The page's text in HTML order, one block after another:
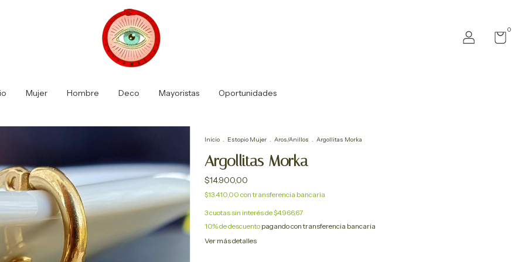
0
Mujer Hombre Deco Mayoristas Oportunidades
Inicio . Estopio Mujer . Aros/Anillos . Argollitas Morka
Argollitas Morka
$14.900,00
$13.410,00 contransferencia bancaria
3cuotas sin interés de$4.966,67
10% de descuentopagando con transferencia bancaria
Ver más detalles